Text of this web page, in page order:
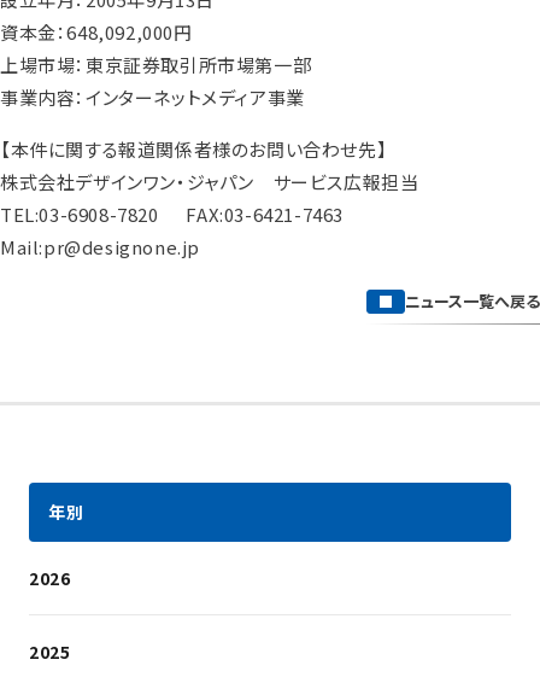
資本金：648,092,000円
上場市場：東京証券取引所市場第一部
事業内容：インターネットメディア事業
【本件に関する報道関係者様のお問い合わせ先】
株式会社デザインワン・ジャパン サービス広報担当
TEL:03-6908-7820 FAX:03-6421-7463
Mail:pr@designone.jp
ニュース一覧へ戻る
年別
2026
2025